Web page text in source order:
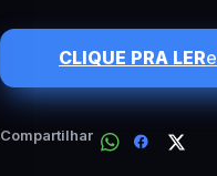
CLIQUE PRA LER
Compartilhar